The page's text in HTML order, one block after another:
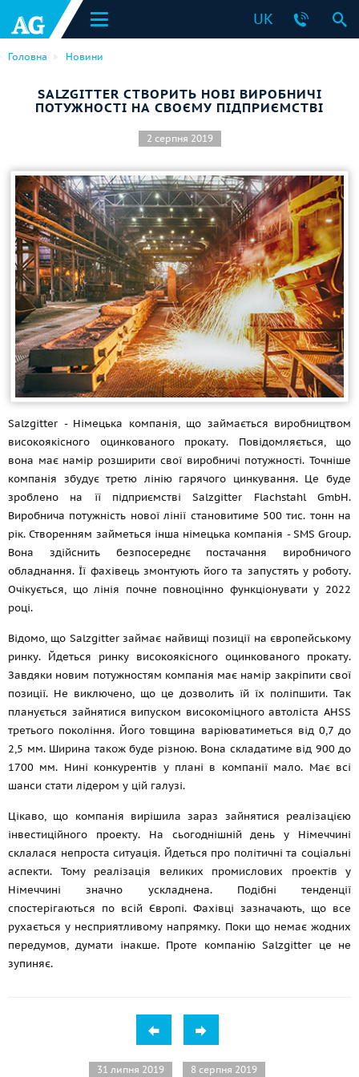
UK
Головна Новини
SALZGITTER СТВОРИТЬ НОВІ ВИРОБНИЧІ
ПОТУЖНОСТІ НА СВОЄМУ ПІДПРИЄМСТВІ
2 серпня 2019
Salzgitter - Німецька компанія, що займається виробництвом
високоякісного оцинкованого прокату. Повідомляється, що
вона має намір розширити свої виробничі потужності. Точніше
компанія збудує третю лінію гарячого цинкування. Це буде
зроблено на її підприємстві Salzgitter Flachstahl GmbH.
Виробнича потужність нової лінії становитиме 500 тис. тонн на
рік. Створенням займеться інша німецька компанія - SMS Group.
Вона здійснить безпосереднє постачання виробничого
обладнання. Її фахівець змонтують його та запустять у роботу.
Очікується, що лінія почне повноцінно функціонувати у 2022
році.
Відомо, що Salzgitter займає найвищі позиції на європейському
ринку. Йдеться ринку високоякісного оцинкованого прокату.
Завдяки новим потужностям компанія має намір закріпити свої
позиції. Не виключено, що це дозволить їй їх поліпшити. Так
планується зайнятися випуском високоміцного автоліста AHSS
третього покоління. Його товщина варіюватиметься від 0,7 до
2,5 мм. Ширина також буде різною. Вона складатиме від 900 до
1700 мм. Нині конкурентів у плані в компанії мало. Має всі
шанси стати лідером у цій галузі.
Цікаво, що компанія вирішила зараз зайнятися реалізацією
інвестиційного проекту. На сьогоднішній день у Німеччині
склалася непроста ситуація. Йдеться про політичні та соціальні
аспекти. Тому реалізація великих промислових проектів у
Німеччині значно ускладнена. Подібні тенденції
спостерігаються по всій Європі. Фахівці зазначають, що все
рухається у несприятливому напрямку. Поки що немає жодних
передумов, думати інакше. Проте компанію Salzgitter це не
зупиняє.
31 липня 2019 8 серпня 2019